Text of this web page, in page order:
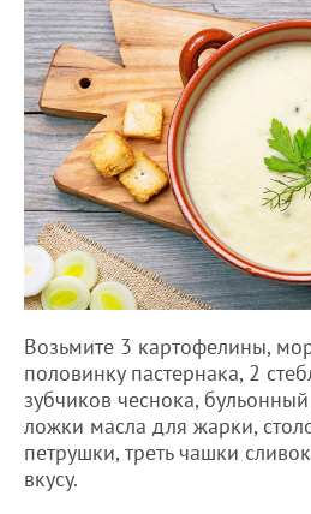
Возьмите 3 картофелины,
половинку пастернака, 2
зубчиков чеснока,
ложки масла для жарки,
петрушки, треть чашки
вкусу.